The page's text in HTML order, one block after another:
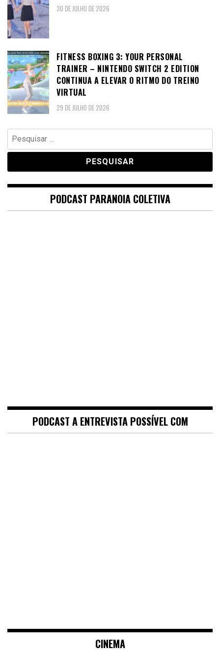
30 DE JULHO DE 2026
FITNESS BOXING 3: YOUR PERSONAL
TRAINER – NINTENDO SWITCH 2 EDITION
CONTINUA A ELEVAR O RITMO DO TREINO
VIRTUAL
29 DE JULHO DE 2026
Pesquisar
por:
PODCAST PARANOIA COLETIVA
PODCAST A ENTREVISTA POSSÍVEL COM
CINEMA